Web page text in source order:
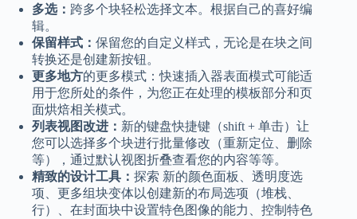
多选： 跨多个块轻松选择文本。根据自己的喜好编
辑。
保留样式： 保留您的自定义样式，无论是在块之间
转换还是创建新按钮。
更多地方的更多模式：快速插入器表面模式可能适
用于您所处的条件，为您正在处理的模板部分和页
面烘焙相关模式。
列表视图改进： 新的键盘快捷键（shift + 单击）让
您可以选择多个块进行批量修改（重新定位、删除
等），通过默认视图折叠查看您的内容等等。
精致的设计工具： 探索 新的颜色面板、透明度选
项、更多组块变体以创建新的布局选项（堆栈、
行）、在封面块中设置特色图像的能力、控制特色